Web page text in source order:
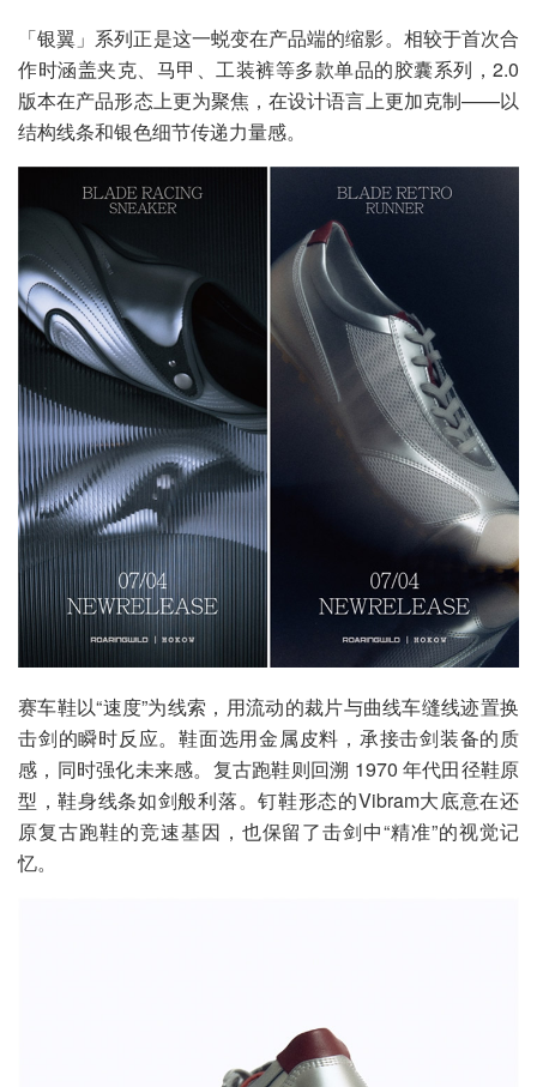
「银翼」系列正是这一蜕变在产品端的缩影。相较于首次合
作时涵盖夹克、马甲、工装裤等多款单品的胶囊系列，2.0
版本在产品形态上更为聚焦，在设计语言上更加克制——以
结构线条和银色细节传递力量感。
赛车鞋以“速度”为线索，用流动的裁片与曲线车缝线迹置换
击剑的瞬时反应。鞋面选用金属皮料，承接击剑装备的质
感，同时强化未来感。复古跑鞋则回溯 1970 年代田径鞋原
型，鞋身线条如剑般利落。钉鞋形态的Vibram大底意在还
原复古跑鞋的竞速基因，也保留了击剑中“精准”的视觉记
忆。